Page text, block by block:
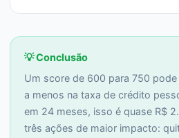
💡 Conclusão
Um score de 600 para 750 pode
a menos na taxa de crédito
em 24 meses, isso é quase R$
três ações de maior impacto: